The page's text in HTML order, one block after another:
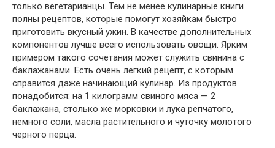
только вегетарианцы. Тем не менее кулинарные книги
полны рецептов, которые помогут хозяйкам быстро
приготовить вкусный ужин. В качестве дополнительных
компонентов лучше всего использовать овощи. Ярким
примером такого сочетания может служить свинина с
баклажанами. Есть очень легкий рецепт, с которым
справится даже начинающий кулинар. Из продуктов
понадобится: на 1 килограмм свиного мяса — 2
баклажана, столько же морковки и лука репчатого,
немного соли, масла растительного и чуточку молотого
черного перца.